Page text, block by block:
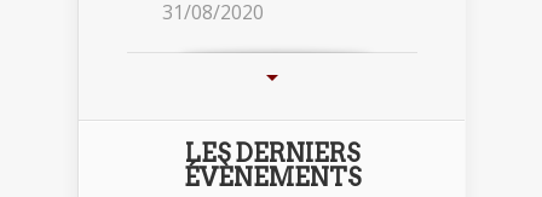
31/08/2020
LES DERNIERS
ÉVÈNEMENTS